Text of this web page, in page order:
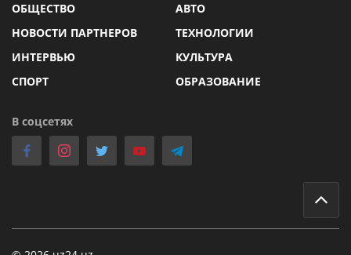
ОБЩЕСТВО
АВТО
НОВОСТИ ПАРТНЕРОВ
ТЕХНОЛОГИИ
ИНТЕРВЬЮ
КУЛЬТУРА
СПОРТ
ОБРАЗОВАНИЕ
В соцсетях